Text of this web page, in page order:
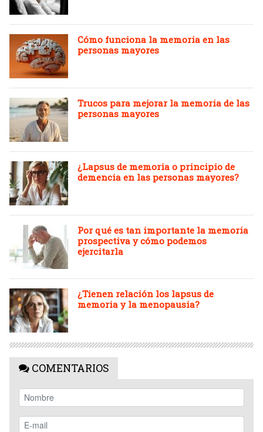
Cómo funciona la memoria en las
personas mayores
Trucos para mejorar la memoria de las
personas mayores
¿Lapsus de memoria o principio de
demencia en las personas mayores?
Por qué es tan importante la memoria
prospectiva y cómo podemos
ejercitarla
¿Tienen relación los lapsus de
memoria y la menopausia?
COMENTARIOS